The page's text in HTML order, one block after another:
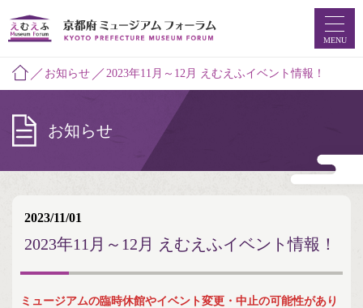
MENU
お知らせ 2023年11月～12月 えむえふイベント情報！
お知らせ
2023/11/01
2023年11月～12月 えむえふイベント情報！
ミュージアムの臨時休館やイベント変更・中止の可能性があり